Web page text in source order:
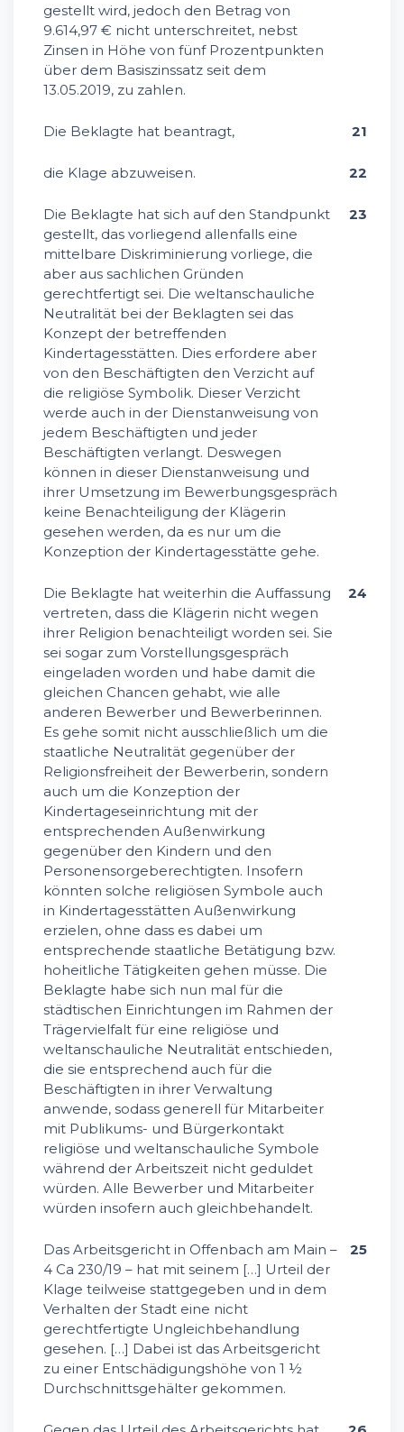
gestellt wird, jedoch den Betrag von
9.614,97 € nicht unterschreitet, nebst
Zinsen in Höhe von fünf Prozentpunkten
über dem Basiszinssatz seit dem
13.05.2019, zu zahlen.
Die Beklagte hat beantragt, 21
die Klage abzuweisen. 22
Die Beklagte hat sich auf den Standpunkt
gestellt, das vorliegend allenfalls eine
mittelbare Diskriminierung vorliege, die
aber aus sachlichen Gründen
gerechtfertigt sei. Die weltanschauliche
Neutralität bei der Beklagten sei das
Konzept der betreffenden
Kindertagesstätten. Dies erfordere aber
von den Beschäftigten den Verzicht auf
die religiöse Symbolik. Dieser Verzicht
werde auch in der Dienstanweisung von
jedem Beschäftigten und jeder
Beschäftigten verlangt. Deswegen
können in dieser Dienstanweisung und
ihrer Umsetzung im Bewerbungsgespräch
keine Benachteiligung der Klägerin
gesehen werden, da es nur um die
Konzeption der Kindertagesstätte gehe.
23
Die Beklagte hat weiterhin die Auffassung
vertreten, dass die Klägerin nicht wegen
ihrer Religion benachteiligt worden sei. Sie
sei sogar zum Vorstellungsgespräch
eingeladen worden und habe damit die
gleichen Chancen gehabt, wie alle
anderen Bewerber und Bewerberinnen.
Es gehe somit nicht ausschließlich um die
staatliche Neutralität gegenüber der
Religionsfreiheit der Bewerberin, sondern
auch um die Konzeption der
Kindertageseinrichtung mit der
entsprechenden Außenwirkung
gegenüber den Kindern und den
Personensorgeberechtigten. Insofern
könnten solche religiösen Symbole auch
in Kindertagesstätten Außenwirkung
erzielen, ohne dass es dabei um
entsprechende staatliche Betätigung bzw.
hoheitliche Tätigkeiten gehen müsse. Die
Beklagte habe sich nun mal für die
städtischen Einrichtungen im Rahmen der
Trägervielfalt für eine religiöse und
weltanschauliche Neutralität entschieden,
die sie entsprechend auch für die
Beschäftigten in ihrer Verwaltung
anwende, sodass generell für Mitarbeiter
mit Publikums- und Bürgerkontakt
religiöse und weltanschauliche Symbole
während der Arbeitszeit nicht geduldet
würden. Alle Bewerber und Mitarbeiter
würden insofern auch gleichbehandelt.
24
Das Arbeitsgericht in Offenbach am Main –
4 Ca 230/19 – hat mit seinem […] Urteil der
Klage teilweise stattgegeben und in dem
Verhalten der Stadt eine nicht
gerechtfertigte Ungleichbehandlung
gesehen. […] Dabei ist das Arbeitsgericht
zu einer Entschädigungshöhe von 1 ½
Durchschnittsgehälter gekommen.
25